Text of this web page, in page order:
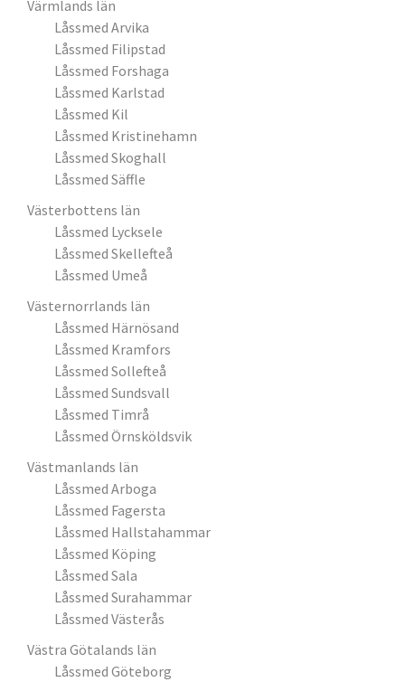
Värmlands län
Låssmed Arvika
Låssmed Filipstad
Låssmed Forshaga
Låssmed Karlstad
Låssmed Kil
Låssmed Kristinehamn
Låssmed Skoghall
Låssmed Säffle
Västerbottens län
Låssmed Lycksele
Låssmed Skellefteå
Låssmed Umeå
Västernorrlands län
Låssmed Härnösand
Låssmed Kramfors
Låssmed Sollefteå
Låssmed Sundsvall
Låssmed Timrå
Låssmed Örnsköldsvik
Västmanlands län
Låssmed Arboga
Låssmed Fagersta
Låssmed Hallstahammar
Låssmed Köping
Låssmed Sala
Låssmed Surahammar
Låssmed Västerås
Västra Götalands län
Låssmed Göteborg